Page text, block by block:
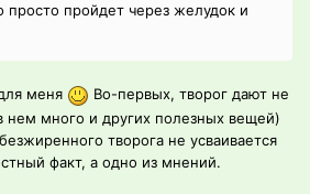
просто пройдет через желудок и
меня
Во-первых, творог дают не
нем много и других полезных вещей)
творога не усваивается
факт, а одно из мнений.